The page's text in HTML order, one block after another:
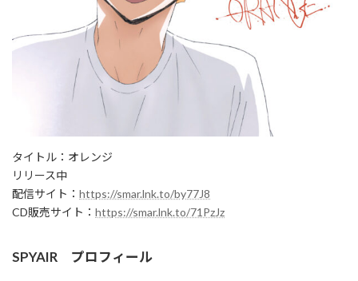
タイトル：オレンジ
リリース中
配信サイト： https://smar.lnk.to/by77J8
CD販売サイト： https://smar.lnk.to/71PzJz
SPYAIR プロフィール